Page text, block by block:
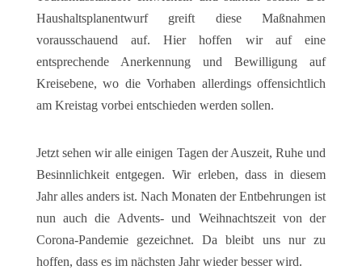
Haushaltsplanentwurf greift diese Maßnahmen
vorausschauend auf. Hier hoffen wir auf eine
entsprechende Anerkennung und Bewilligung auf
Kreisebene, wo die Vorhaben allerdings offensichtlich
am Kreistag vorbei entschieden werden sollen.
Jetzt sehen wir alle einigen Tagen der Auszeit, Ruhe und
Besinnlichkeit entgegen. Wir erleben, dass in diesem
Jahr alles anders ist. Nach Monaten der Entbehrungen ist
nun auch die Advents- und Weihnachtszeit von der
Corona-Pandemie gezeichnet. Da bleibt uns nur zu
hoffen, dass es im nächsten Jahr wieder besser wird.